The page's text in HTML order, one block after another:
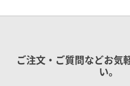
ご注文・ご質問などお気
い。